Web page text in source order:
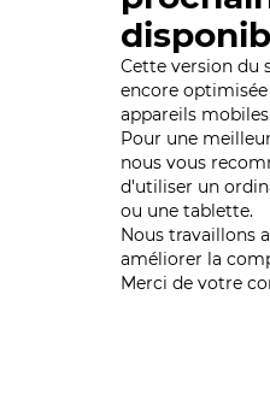
Cette version du
encore
appareils
Pour une
nous vous
d'utiliser un
ou une tablette.
Nous travaillons
améliorer la
Merci de votre